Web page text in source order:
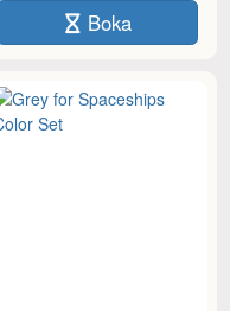
Boka